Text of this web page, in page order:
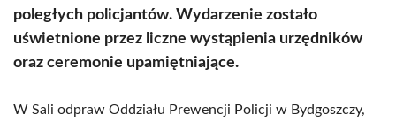
poległych policjantów. Wydarzenie zostało
uświetnione przez liczne wystąpienia urzędników
oraz ceremonie upamiętniające.
W Sali odpraw Oddziału Prewencji Policji w Bydgoszczy,